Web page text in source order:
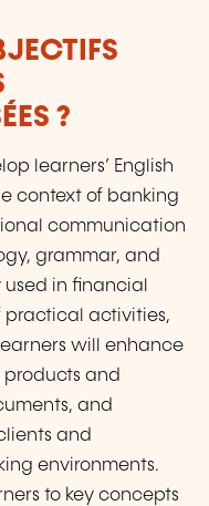
?
learners’ English
context of banking
communication
grammar, and
in financial
practical activities,
will enhance
and
and
and
environments.
to key concepts